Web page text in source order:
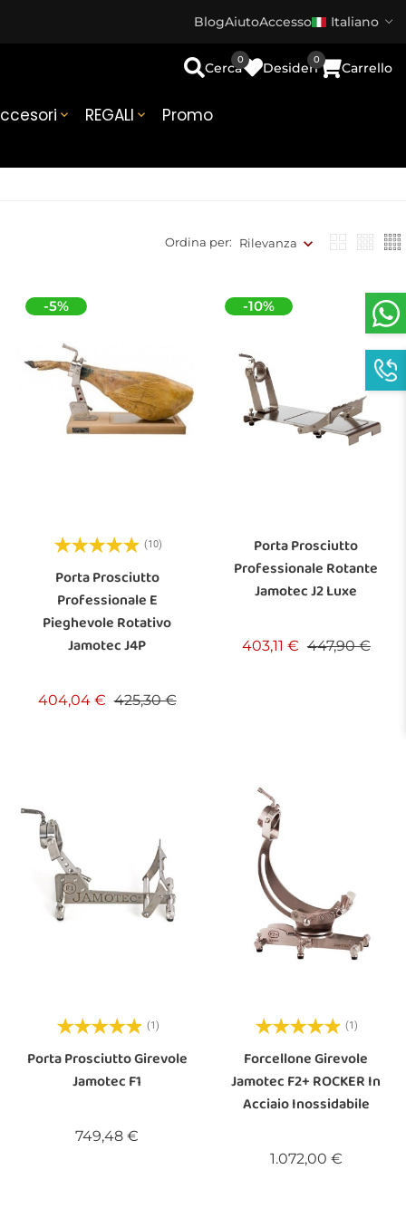
BlogAiutoAccesso Italiano
 REGALI  Promo
Cerca Desideri
0
Carrello
0
Ordina per: Rilevanza
-5%
(10)
Porta Prosciutto
Professionale E
Pieghevole Rotativo
Jamotec J4P
404,04 € Prezzo base
425,30 €Prezzo
-10%
Porta Prosciutto
Professionale Rotante
Jamotec J2 Luxe
403,11 € Prezzo base
447,90 €
(1)
Porta Prosciutto Girevole
Jamotec F1
749,48 €
(1)
Forcellone Girevole
Jamotec F2+ ROCKER In
Acciaio Inossidabile
1.072,00 €Prezzo